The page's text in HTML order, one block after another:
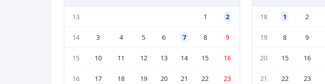
13 1 2
14 3 4 5 6 7 8 9
15 10 11 12 13 14 15 16
16 17 18 19 20 21 22 23
18 1 2
19 8 9
20 15 16
21 22 23